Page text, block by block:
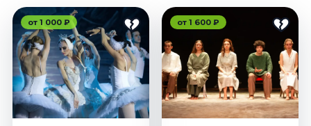
от 1 000 ₽ от 1 600 ₽